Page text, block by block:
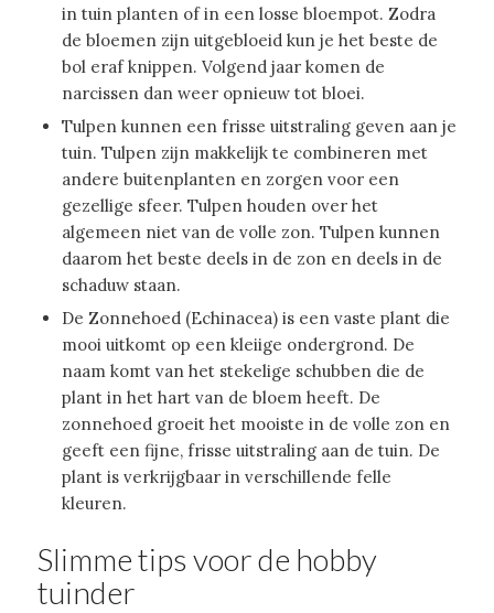
in tuin planten of in een losse bloempot. Zodra
de bloemen zijn uitgebloeid kun je het beste de
bol eraf knippen. Volgend jaar komen de
narcissen dan weer opnieuw tot bloei.
Tulpen kunnen een frisse uitstraling geven aan je
tuin. Tulpen zijn makkelijk te combineren met
andere buitenplanten en zorgen voor een
gezellige sfeer. Tulpen houden over het
algemeen niet van de volle zon. Tulpen kunnen
daarom het beste deels in de zon en deels in de
schaduw staan.
De Zonnehoed (Echinacea) is een vaste plant die
mooi uitkomt op een kleiige ondergrond. De
naam komt van het stekelige schubben die de
plant in het hart van de bloem heeft. De
zonnehoed groeit het mooiste in de volle zon en
geeft een fijne, frisse uitstraling aan de tuin. De
plant is verkrijgbaar in verschillende felle
kleuren.
Slimme tips voor de hobby
tuinder